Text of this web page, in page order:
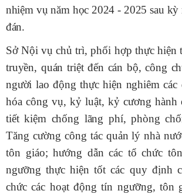
nhiệm vụ năm học 2024 - 2025 sau
đán.
Sở Nội vụ chủ trì, phối hợp thực hiện t
truyền, quán triệt đến cán bộ, công
người lao động thực hiện nghiêm
hóa công vụ, kỷ luật, kỷ cương hành
tiết kiệm chống lãng phí, phòng
Tăng cường công tác quản lý nhà
tôn giáo; hướng dẫn các tổ chức
ngưỡng thực hiện tốt các quy định
chức các hoạt động tín ngưỡng, tôn